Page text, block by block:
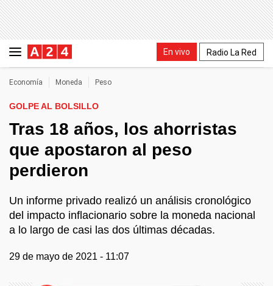
En vivo Radio La Red
Economía Moneda Peso
GOLPE AL BOLSILLO
Tras 18 años, los ahorristas
que apostaron al peso
perdieron
Un informe privado realizó un análisis cronológico
del impacto inflacionario sobre la moneda nacional
a lo largo de casi las dos últimas décadas.
29 de mayo de 2021 - 11:07